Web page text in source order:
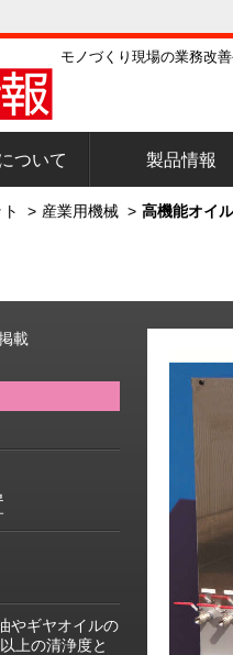
モノづくり現場の業務改
ついて 製品情報
> 産業用機械 > 高機能オイ
載
やギヤオイルの
上の清浄度と